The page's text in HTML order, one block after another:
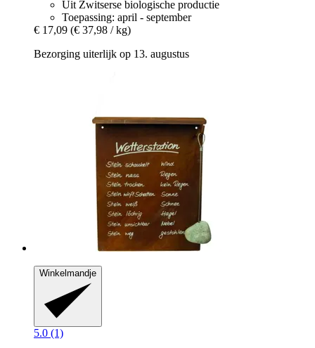
Uit Zwitserse biologische productie
Toepassing: april - september
€ 17,09 (€ 37,98 / kg)
Bezorging uiterlijk op 13. augustus
Winkelmandje
5.0 (1)